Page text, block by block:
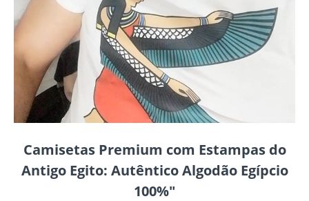
Camisetas Premium com Estampas do
Antigo Egito: Autêntico Algodão Egípcio
100%"